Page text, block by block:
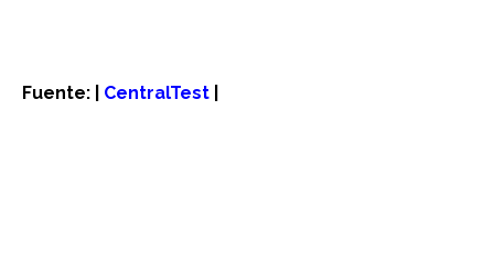
Fuente: | CentralTest